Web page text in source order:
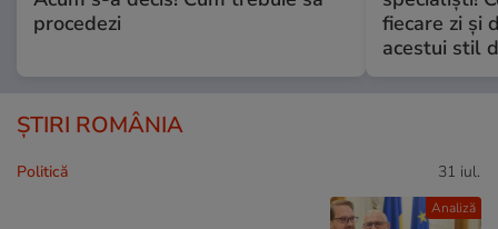
procedezi
fiecare zi și
acestui stil
ȘTIRI ROMÂNIA
Analiză
Politică 31 iul.